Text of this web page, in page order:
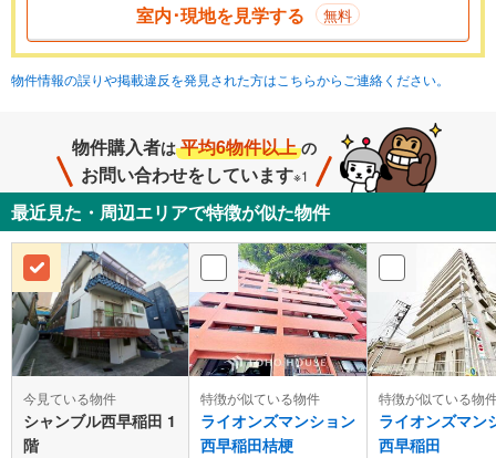
室内･現地を見学する 無料
物件情報の誤りや掲載違反を発見された方はこちらからご連絡ください。
物件購入者は 平均6物件以上 の
お問い合わせをしています※1
最近見た・周辺エリアで特徴が似た物件
今見ている物件
シャンブル西早稲田 1
階
特徴が似ている物件
ライオンズマンション
西早稲田桔梗
特徴が似ている物
ライオンズマン
西早稲田